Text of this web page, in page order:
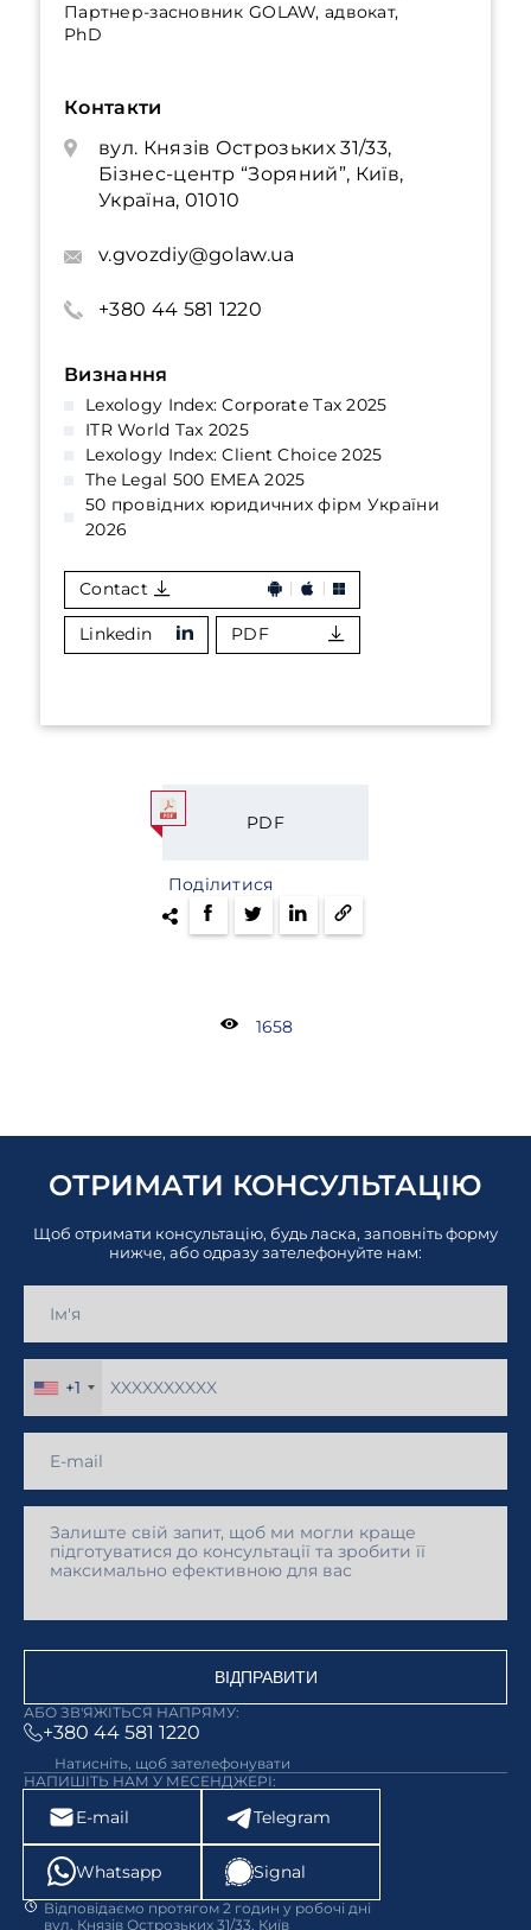
Партнер-засновник GOLAW, адвокат,
PhD
Контакти
вул. Князів Острозьких 31/33,
Бізнес-центр “Зоряний”, Київ,
Україна, 01010
v.gvozdiy@golaw.ua
+380 44 581 1220
Визнання
Lexology Index: Corporate Tax 2025
ITR World Tax 2025
Lexology Index: Client Choice 2025
The Legal 500 EMEA 2025
50 провідних юридичних фірм України
2026
Contact
Linkedin PDF
PDF
Поділитися
1658
ОТРИМАТИ КОНСУЛЬТАЦІЮ
Щоб отримати консультацію, будь ласка, заповніть форму
нижче, або одразу зателефонуйте нам:
+1
ВІДПРАВИТИ
АБО ЗВ'ЯЖІТЬСЯ НАПРЯМУ:
+380 44 581 1220
Натисніть, щоб зателефонувати
НАПИШІТЬ НАМ У МЕСЕНДЖЕРІ:
E-mail Telegram
Whatsapp Signal
Відповідаємо протягом 2 годин у робочі дні
вул. Князів Острозьких 31/33, Київ